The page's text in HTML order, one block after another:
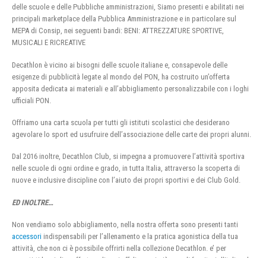
delle scuole e delle Pubbliche amministrazioni, Siamo presenti e abilitati nei
principali marketplace della Pubblica Amministrazione e in particolare sul
MEPA di Consip, nei seguenti bandi: BENI: ATTREZZATURE SPORTIVE,
MUSICALI E RICREATIVE
Decathlon è vicino ai bisogni delle scuole italiane e, consapevole delle
esigenze di pubblicità legate al mondo del PON, ha costruito un’offerta
apposita dedicata ai materiali e all’abbigliamento personalizzabile con i loghi
ufficiali PON.
Offriamo una carta scuola per tutti gli istituti scolastici che desiderano
agevolare lo sport ed usufruire dell’associazione delle carte dei propri alunni.
Dal 2016 inoltre, Decathlon Club, si impegna a promuovere l’attività sportiva
nelle scuole di ogni ordine e grado, in tutta Italia, attraverso la scoperta di
nuove e inclusive discipline con l’aiuto dei propri sportivi e dei Club Gold.
ED INOLTRE…
Non vendiamo solo abbigliamento, nella nostra offerta sono presenti tanti
accessori indispensabili per l’allenamento e la pratica agonistica della tua
attività, che non ci è possibile offrirti nella collezione Decathlon. e’ per